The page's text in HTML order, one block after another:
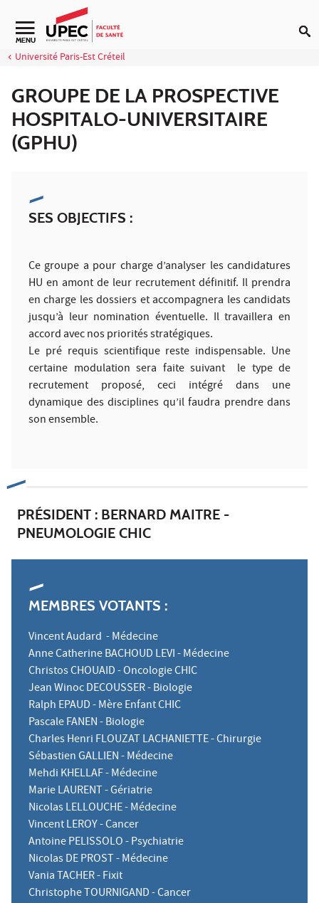
Aller au contenu
Navigation secondaire
MENU
Université Paris-Est Créteil
GROUPE DE LA PROSPECTIVE
HOSPITALO-UNIVERSITAIRE
(GPHU)
SES OBJECTIFS :
Ce groupe a pour charge d’analyser les candidatures
HU en amont de leur recrutement définitif. Il prendra
en charge les dossiers et accompagnera les candidats
jusqu’à leur nomination éventuelle. Il travaillera en
accord avec nos priorités stratégiques.
Le pré requis scientifique reste indispensable. Une
certaine modulation sera faite suivant le type de
recrutement proposé, ceci intégré dans une
dynamique des disciplines qu’il faudra prendre dans
son ensemble.
PRÉSIDENT : BERNARD MAITRE -
PNEUMOLOGIE CHIC
MEMBRES VOTANTS :
Vincent Audard - Médecine
Anne Catherine BACHOUD LEVI - Médecine
Christos CHOUAID - Oncologie CHIC
Jean Winoc DECOUSSER - Biologie
Ralph EPAUD - Mère Enfant CHIC
Pascale FANEN - Biologie
Charles Henri FLOUZAT LACHANIETTE - Chirurgie
Sébastien GALLIEN - Médecine
Mehdi KHELLAF - Médecine
Marie LAURENT - Gériatrie
Nicolas LELLOUCHE - Médecine
Vincent LEROY - Cancer
Antoine PELISSOLO - Psychiatrie
Nicolas DE PROST - Médecine
Vania TACHER - Fixit
Christophe TOURNIGAND - Cancer